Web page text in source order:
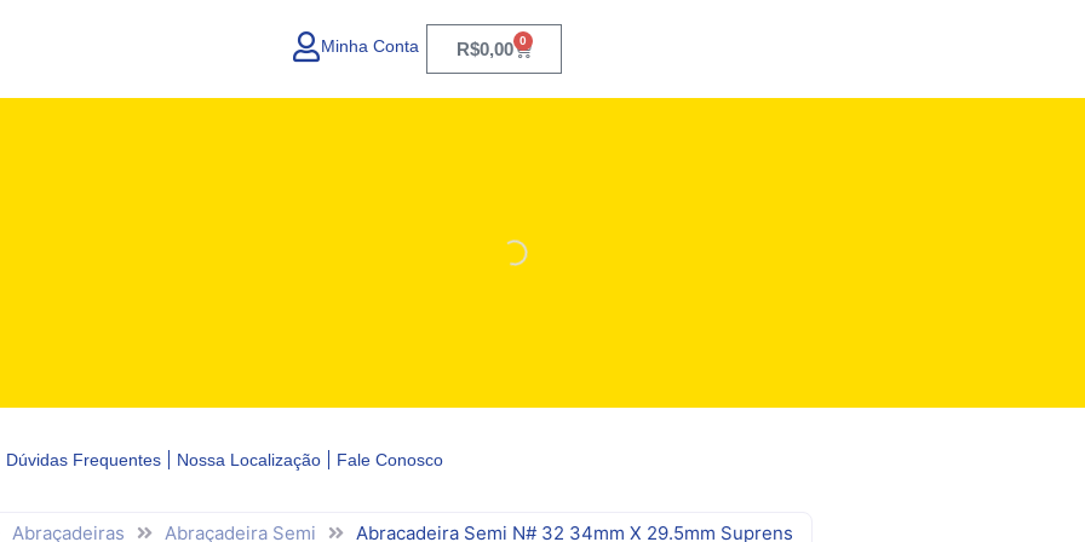
Minha Conta R$0,00 0
Carrinho
Dúvidas Frequentes Nossa Localização Fale Conosco
Abraçadeiras Abraçadeira Semi Abracadeira Semi N# 32 34mm X 29.5mm Suprens